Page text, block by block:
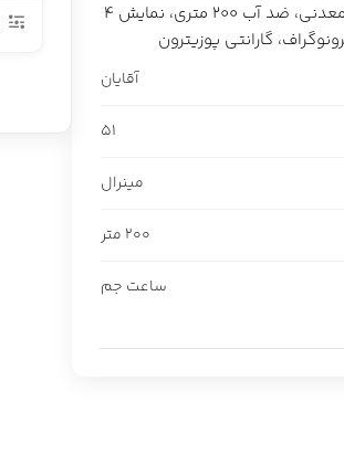
قاب 51 میلیمتری، کریستال معدنی، ضد آب 200 متری، نمایش 4
گارانتی پوزیترون
آقایان
51
مینرال
200 متر
ساعت جم